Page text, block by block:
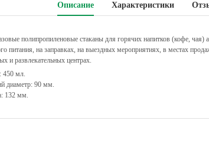
Описание Характеристики
полипропиленовые стаканы для горячих напитков (кофе, чая)
питания, на заправках, на выездных мероприятиях, в местах
и развлекательных центрах.
450 мл.
диаметр: 90 мм.
132 мм.